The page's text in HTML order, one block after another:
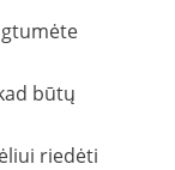
būtų
riedėti